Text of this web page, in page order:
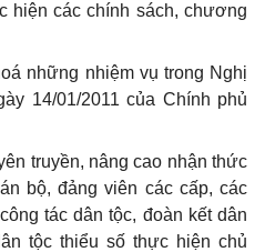
hiện các chính sách, chương
những nhiệm vụ trong Nghị
14/01/2011 của Chính phủ
truyền, nâng cao nhận thức
bộ, đảng viên các cấp, các
tác dân tộc, đoàn kết dân
tộc thiểu số thực hiện chủ